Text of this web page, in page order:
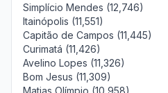
Simplício Mendes (12,746)
Itainópolis (11,551)
Capitão de Campos (11,445)
Curimatá (11,426)
Avelino Lopes (11,326)
Bom Jesus (11,309)
Matias Olímpio (10,958)